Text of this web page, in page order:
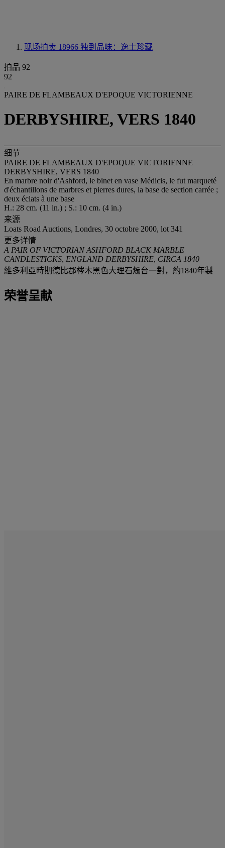
现场拍卖 18966 独到品味：逸士珍藏
拍品 92
92
PAIRE DE FLAMBEAUX D'EPOQUE VICTORIENNE
DERBYSHIRE, VERS 1840
细节
PAIRE DE FLAMBEAUX D'EPOQUE VICTORIENNE
DERBYSHIRE, VERS 1840
En marbre noir d'Ashford, le binet en vase Médicis, le fut marqueté
d'échantillons de marbres et pierres dures, la base de section carrée ;
deux éclats à une base
H.: 28 cm. (11 in.) ; S.: 10 cm. (4 in.)
来源
Loats Road Auctions, Londres, 30 octobre 2000, lot 341
更多详情
A PAIR OF VICTORIAN ASHFORD BLACK MARBLE
CANDLESTICKS, ENGLAND DERBYSHIRE, CIRCA 1840
維多利亞時期德比郡梣木黑色大理石燭台一對，約1840年製
荣誉呈献